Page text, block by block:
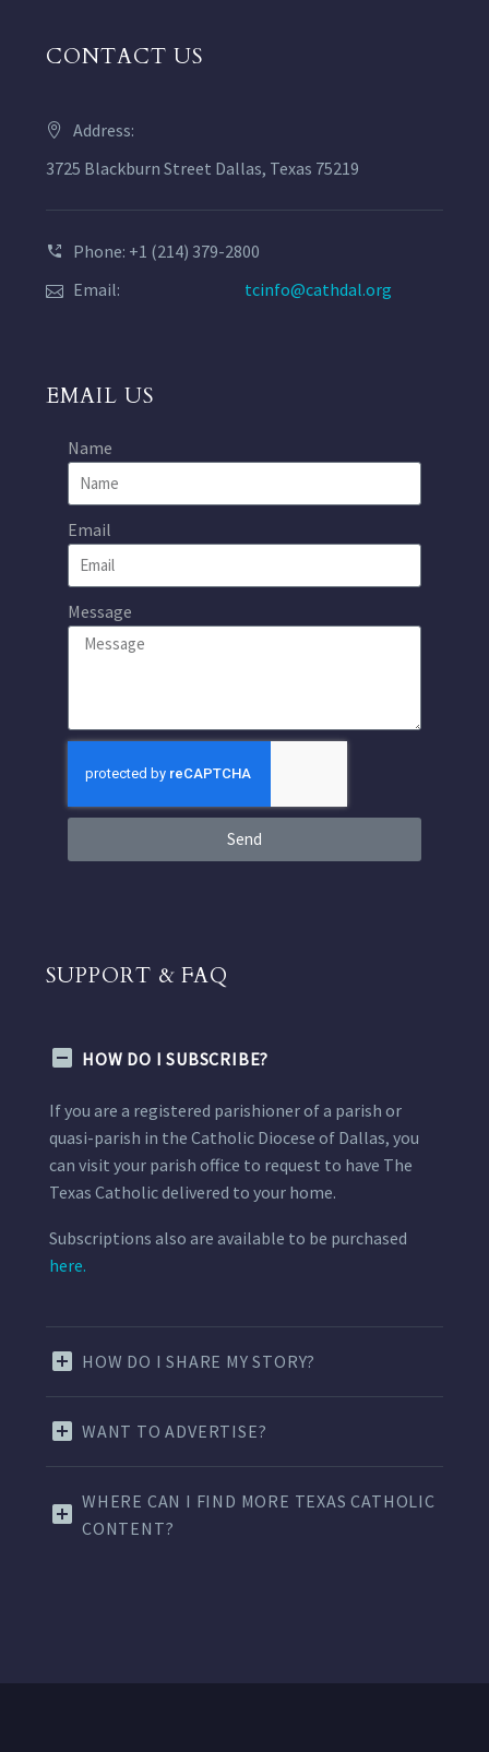
CONTACT US
Address:
3725 Blackburn Street Dallas, Texas 75219
Phone: +1 (214) 379-2800
Email:
tcinfo@cathdal.org
EMAIL US
Name
Email
Message
Send
SUPPORT & FAQ
HOW DO I SUBSCRIBE?
If you are a registered parishioner of a parish or
quasi-parish in the Catholic Diocese of Dallas, you
can visit your parish office to request to have The
Texas Catholic delivered to your home.
Subscriptions also are available to be purchased
here.
HOW DO I SHARE MY STORY?
WANT TO ADVERTISE?
WHERE CAN I FIND MORE TEXAS CATHOLIC
CONTENT?